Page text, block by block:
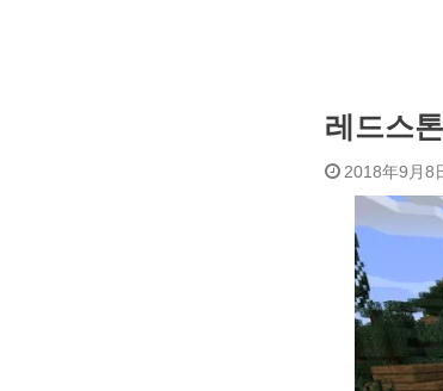
레드스
2018年9月8